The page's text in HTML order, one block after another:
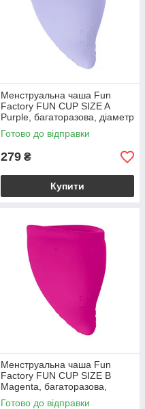
Менструальна чаша Fun
Factory FUN CUP SIZE A
Purple, багаторазова, діаметр
4 см, об’єм 20 мл
Готово до відправки
279 ₴
Купити
Менструальна чаша Fun
Factory FUN CUP SIZE B
Magenta, багаторазова,
діаметр 4,3 см, об’єм 30 мл
Готово до відправки